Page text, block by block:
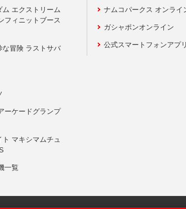
エクストリーム
フィニットブース
な冒険 ラストサバ
ーケードグランプ
マキシマムチュ
一覧
ナムコパークス オンライ
ガシャポンオンライン
公式スマートフォンアプリ